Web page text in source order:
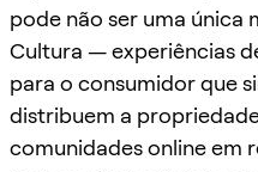
pode não ser uma única
Cultura — experiências
para o consumidor que
distribuem a
comunidades online em